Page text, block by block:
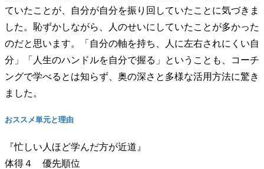
ていたことが、自分が自分を振り回していたことに気づきま
した。恥ずかしながら、人のせいにしていたことが多かった
のだと思います。「自分の軸を持ち、人に左右されにくい自
分」「人生のハンドルを自分で握る」ということも、コーチ
ングで学べるとは知らず、奥の深さと多様な活用方法に驚き
ました。
おススメ単元と理由
『忙しい人ほど学んだ方が近道』
体得４ 優先順位